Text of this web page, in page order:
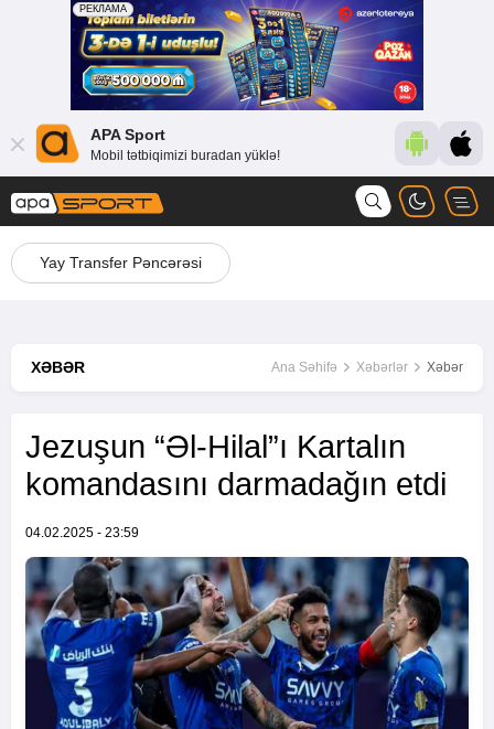
APA Sport
Mobil tətbiqimizi buradan yüklə!
Yay Transfer Pəncərəsi
XƏBƏR Ana Səhifə Xəbərlər Xəbər
Jezuşun “Əl-Hilal”ı Kartalın
komandasını darmadağın etdi
04.02.2025 - 23:59